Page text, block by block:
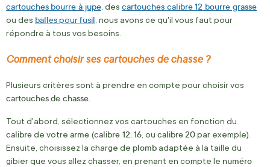
cartouches bourre à jupe, des cartouches calibre12 bourre grasse
ou des ballespourfusil, nous avons ce qu'il vous faut pour
répondre à tous vos besoins.
Comment choisir ses cartouches de chasse ?
Plusieurs critères sont à prendre en compte pour choisir vos
cartouchesde chasse
Tout d'abord, sélectionnez vos cartouches en fonction du
calibrede votre arme (calibre 12 16 , ou calibre20par exemple).
Ensuite, choisissez la charge de plomb adaptée à la taille du
gibier que vous allez chasser, en prenant en compte le numéro